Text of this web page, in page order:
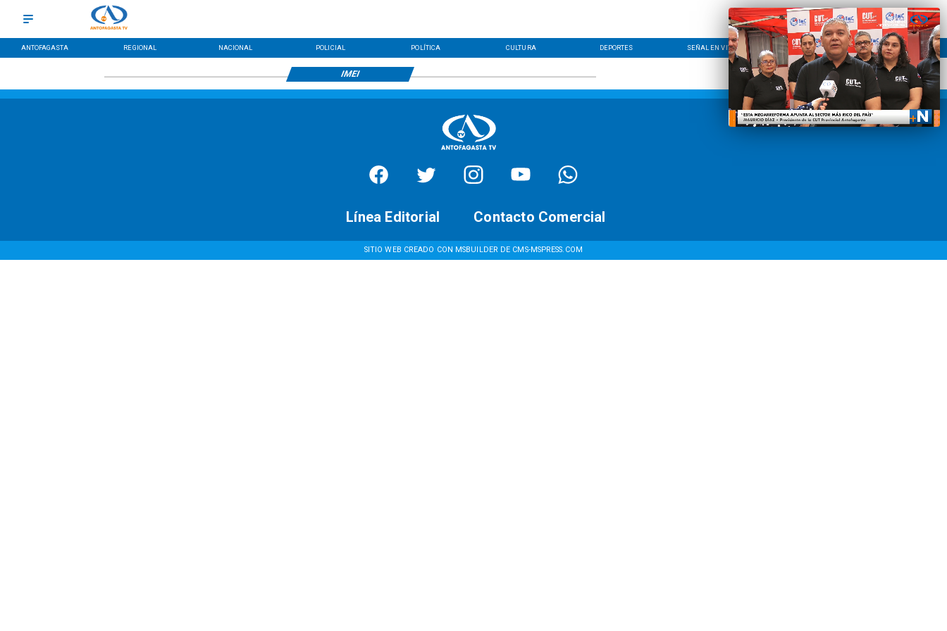
ANTOFAGASTA REGIONAL NACIONAL POLICIAL POLÍTICA CULTURA DEPORTES SEÑAL EN VIVO CONTACTO LÍNEA EDITORIAL
IMEI
SITIO WEB CREADO CON MSBUILDER DE CMS-MSPRESS.COM
Contacto Comercial
Línea Editorial